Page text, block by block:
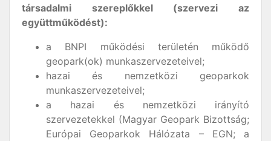
társadalmi szereplőkkel (szervezi az
együttműködést):
a BNPI működési területén működő
geopark(ok) munkaszervezeteivel;
hazai és nemzetközi geoparkok
munkaszervezeteivel;
a hazai és nemzetközi irányító
szervezetekkel (Magyar Geopark Bizottság;
Európai Geoparkok Hálózata – EGN; a